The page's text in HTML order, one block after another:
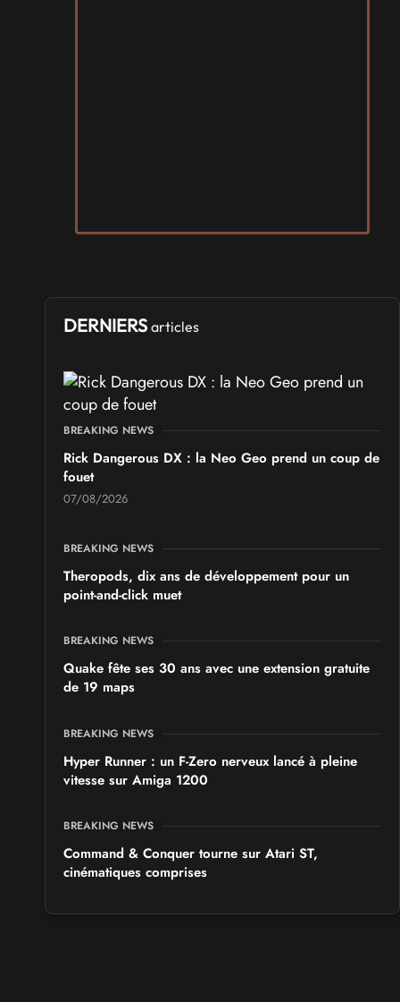
Arcadia GeekFest 2026
SALONS & CONVENTIONS GEEKS
Ponta Geek 2026
SALONS & CONVENTIONS GEEKS
GeekNIID 2026
les 19 et 20 septembre 2026 - à Grigny
SALONS & CONVENTIONS GEEKS
Japan Manga Wave Colmar 2026
DERNIERS articles
BREAKING NEWS
Rick Dangerous DX : la Neo Geo prend un coup de
fouet
07/08/2026
BREAKING NEWS
Theropods, dix ans de développement pour un
point-and-click muet
BREAKING NEWS
Quake fête ses 30 ans avec une extension gratuite
de 19 maps
BREAKING NEWS
Hyper Runner : un F-Zero nerveux lancé à pleine
vitesse sur Amiga 1200
BREAKING NEWS
Command & Conquer tourne sur Atari ST,
cinématiques comprises